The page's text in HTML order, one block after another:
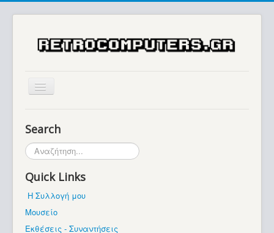
Μουσείο
Search
Αναζήτηση...
Quick Links
Η Συλλογή μου
Μουσείο
Εκθέσεις - Συναντήσεις